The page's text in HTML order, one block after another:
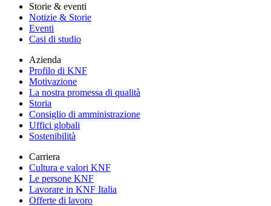
Storie & eventi
Notizie & Storie
Eventi
Casi di studio
Azienda
Profilo di KNF
Motivazione
La nostra promessa di qualità
Storia
Consiglio di amministrazione
Uffici globali
Sostenibilità
Carriera
Cultura e valori KNF
Le persone KNF
Lavorare in KNF Italia
Offerte di lavoro